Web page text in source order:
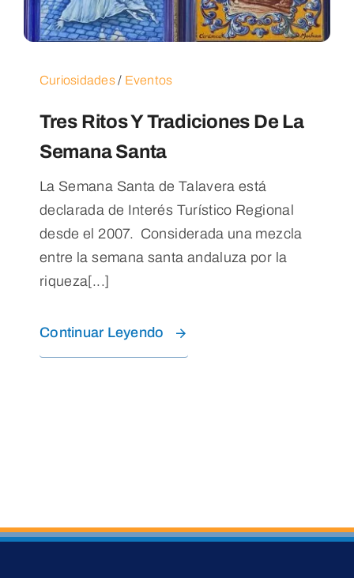
Blog
Curiosidades/ Eventos
Tres Ritos Y Tradiciones De La
Semana Santa
La Semana Santa de Talavera está
declarada de Interés Turístico Regional
desde el 2007. Considerada una mezcla
entre la semana santa andaluza por la
riqueza[...]
Continuar Leyendo